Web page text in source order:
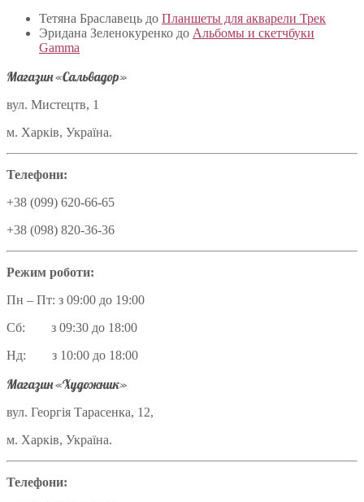
Тетяна Браславець до Планшеты для акварели Трек
Эридана Зеленокуренко до Альбомы и скетчбуки
Gamma
Магазин «Сальвадор»
вул. Мистецтв, 1
м. Харків, Україна.
Телефони:
+38 (099) 620-66-65
+38 (098) 820-36-36
Режим роботи:
Пн – Пт: з 09:00 до 19:00
Сб: з 09:30 до 18:00
Нд: з 10:00 до 18:00
Магазин «Художник»
вул. Георгія Тарасенка, 12,
м. Харків, Україна.
Телефони: